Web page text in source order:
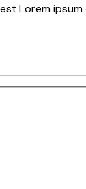
Lorem